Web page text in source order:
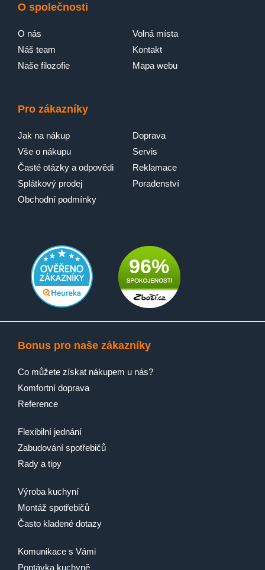
O společnosti
O nás
Náš team
Naše filozofie
Volná místa
Kontakt
Mapa webu
Pro zákazníky
Jak na nákup
Vše o nákupu
Časté otázky a odpovědi
Splátkový prodej
Obchodní podmínky
Doprava
Servis
Reklamace
Poradenství
96%
Bonus pro naše zákazníky
Co můžete získat nákupem u nás?
Komfortní doprava
Reference
Flexibilní jednání
Zabudování spotřebičů
Rady a tipy
Výroba kuchyní
Montáž spotřebičů
Často kladené dotazy
Komunikace s Vámi
Poptávka kuchyně